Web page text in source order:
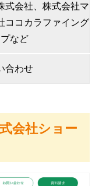
式会社、株式会社マ
ココカラファイング
など
合わせ
会社ショー